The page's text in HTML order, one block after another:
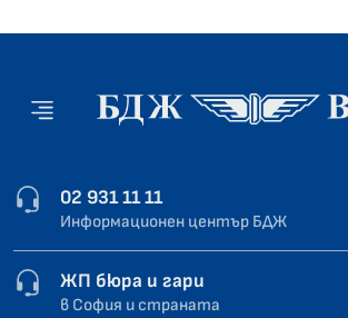
02 931 11 11
Информационен център БДЖ
ЖП бюра и гари
в София и страната